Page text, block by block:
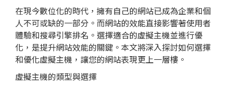
在現今數位化的時代，擁有自己的網站已成為企業和個
人不可或缺的一部分。而網站的效能直接影響著使用者
體驗和搜尋引擎排名。選擇適合的虛擬主機並進行優
化，是提升網站效能的關鍵。本文將深入探討如何選擇
和優化虛擬主機，讓您的網站表現更上一層樓。
虛擬主機的類型與選擇